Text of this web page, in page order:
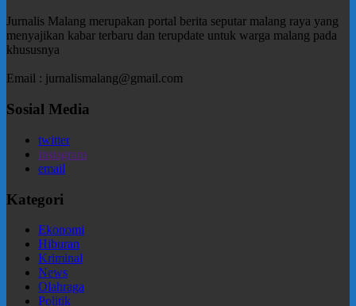
Jurnalis Malang merupakan portal berita seputar malang raya yang
menyajikan kabar terbaru dan terupdate untuk warga malang pada
khususnya
Email : jurnalismalang@gmail.com
Sosial Media
twitter
instagram
email
Kategori
Ekonomi
Hiburan
Kriminal
News
Olahraga
Politik